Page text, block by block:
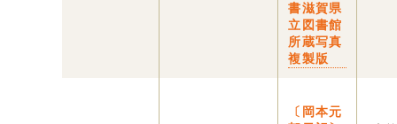
書滋賀県
立図書館
所蔵写真
複製版
〔岡本元